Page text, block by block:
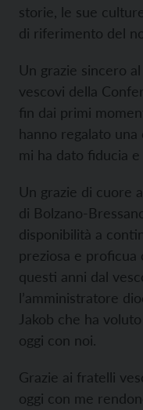
storie, le sue
di riferimento del
Un grazie sincero
vescovi della
fin dai primi
hanno regalato una
mi ha dato fiducia e
Un grazie di cuore
di Bolzano-
disponibilità a
preziosa e proficua
questi anni dal
l’amministratore
Jakob che ha
oggi con noi.
Grazie ai fratelli
oggi con me